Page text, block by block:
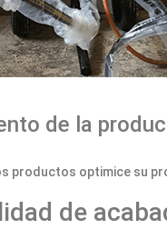
de la
productos optimice su
de